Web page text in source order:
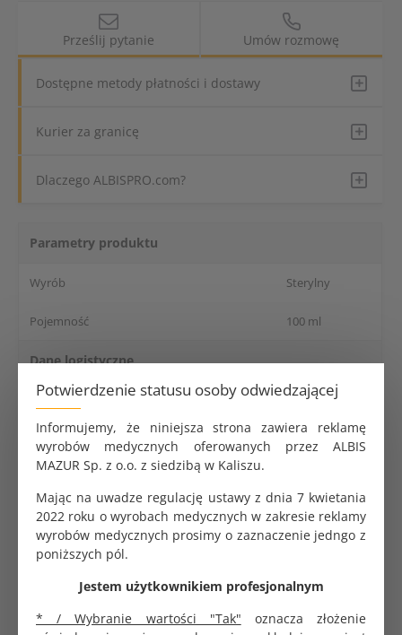
Potwierdzenie statusu osoby odwiedzającej
Informujemy, że niniejsza strona zawiera reklamę
wyrobów medycznych oferowanych przez ALBIS
MAZUR Sp. z o.o. z siedzibą w Kaliszu.
Mając na uwadze regulację ustawy z dnia 7 kwietania
2022 roku o wyrobach medycznych w zakresie reklamy
wyrobów medycznych prosimy o zaznaczenie jedngo z
poniższych pól.
Jestem użytkownikiem profesjonalnym
* / Wybranie wartości "Tak" oznacza złożenie
Prześlij pytanie Umów rozmowę
Dostępne metody płatności i dostawy
Kurier za granicę
Dlaczego ALBISPRO.com?
Parametry produktu
Wyrób Sterylny
Pojemność 100 ml
Dane logistyczne
Opakowanie jednostkowe 1 szt.
Sterylny pojemnik na mocz 100 ml z
Jałowy pojemnik przeznaczony do pobierania,
transportu i przechowywania próbek moczu.
Zoptymalizowany pod kątem precyzyjnych badań
analiza biochemiczna.